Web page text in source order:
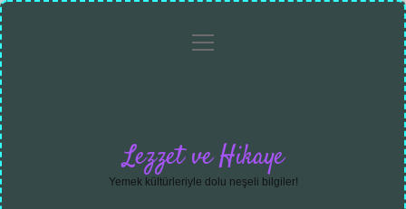
Gizlilikmenüyü
Lezzet ve Hikaye
Yemek kültürleriyle dolu neşeli bilgiler!